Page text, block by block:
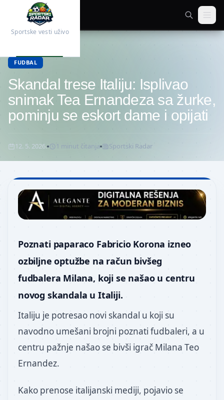
Sportske vesti uživo
FUDBAL
Skandal trese Italiju: Isplivao
snimak Tea Ernandeza sa žurke,
pominju se eskort dame i opijati
12. 5. 2026. 1 minut čitanja Sportski Radar
Poznati paparaco Fabricio Korona izneo
ozbiljne optužbe na račun bivšeg
fudbalera Milana, koji se našao u centru
novog skandala u Italiji.
Italiju je potresao novi skandal u koji su
navodno umešani brojni poznati fudbaleri, a u
centru pažnje našao se bivši igrač Milana Teo
Ernandez.
Kako prenose italijanski mediji, pojavio se